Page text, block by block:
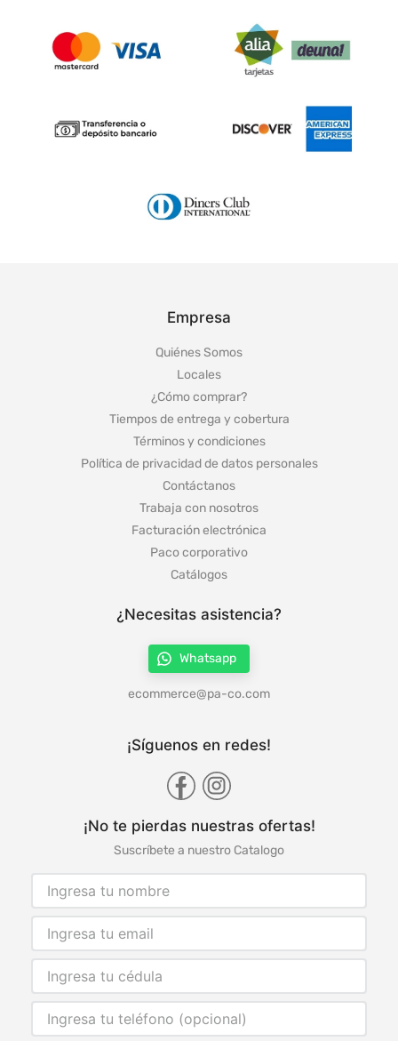
Empresa
Quiénes Somos
Locales
¿Cómo comprar?
Tiempos de entrega y cobertura
Términos y condiciones
Política de privacidad de datos personales
Contáctanos
Trabaja con nosotros
Facturación electrónica
Paco corporativo
Catálogos
¿Necesitas asistencia?
Whatsapp
ecommerce@pa-co.com
¡Síguenos en redes!
¡No te pierdas nuestras ofertas!
Suscríbete a nuestro Catalogo